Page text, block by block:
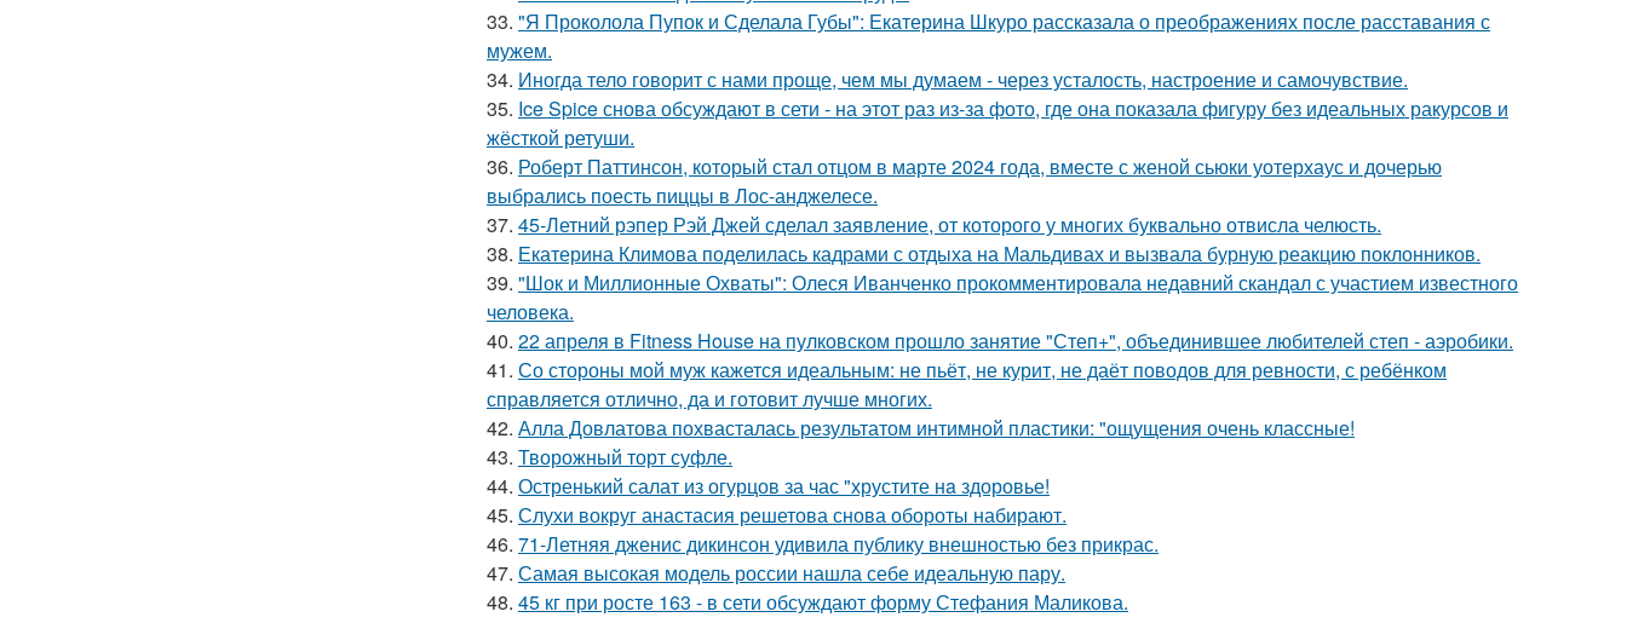
33. "Я Проколола Пупок и Сделала Губы": Екатерина Шкуро рассказала о преображениях после расставания с
мужем.
34. Иногда тело говорит с нами проще, чем мы думаем - через усталость, настроение и самочувствие.
35. Ice Spice снова обсуждают в сети - на этот раз из-за фото, где она показала фигуру без идеальных ракурсов и
жёсткой ретуши.
36. Роберт Паттинсон, который стал отцом в марте 2024 года, вместе с женой сьюки уотерхаус и дочерью
выбрались поесть пиццы в Лос-анджелесе.
37. 45-Летний рэпер Рэй Джей сделал заявление, от которого у многих буквально отвисла челюсть.
38. Екатерина Климова поделилась кадрами с отдыха на Мальдивах и вызвала бурную реакцию поклонников.
39. "Шок и Миллионные Охваты": Олеся Иванченко прокомментировала недавний скандал с участием известного
человека.
40. 22 апреля в Fitness House на пулковском прошло занятие "Степ+", объединившее любителей степ - аэробики.
41. Со стороны мой муж кажется идеальным: не пьёт, не курит, не даёт поводов для ревности, с ребёнком
справляется отлично, да и готовит лучше многих.
42. Алла Довлатова похвасталась результатом интимной пластики: "ощущения очень классные!
43. Творожный торт суфле.
44. Остренький салат из огурцов за час "хрустите нa здоровье!
45. Слухи вокруг анастасия решетова снова обороты набирают.
46. 71-Летняя дженис дикинсон удивила публику внешностью без прикрас.
47. Самая высокая модель россии нашла себе идеальную пару.
48. 45 кг при росте 163 - в сети обсуждают форму Стефания Маликова.